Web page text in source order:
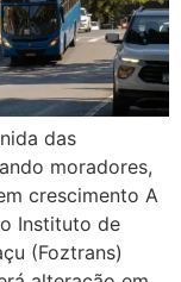
das
moradores,
crescimento A
Instituto de
(Foztrans)